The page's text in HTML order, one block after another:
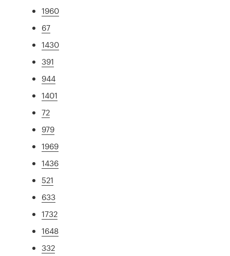
1960
67
1430
391
944
1401
72
979
1969
1436
521
633
1732
1648
332